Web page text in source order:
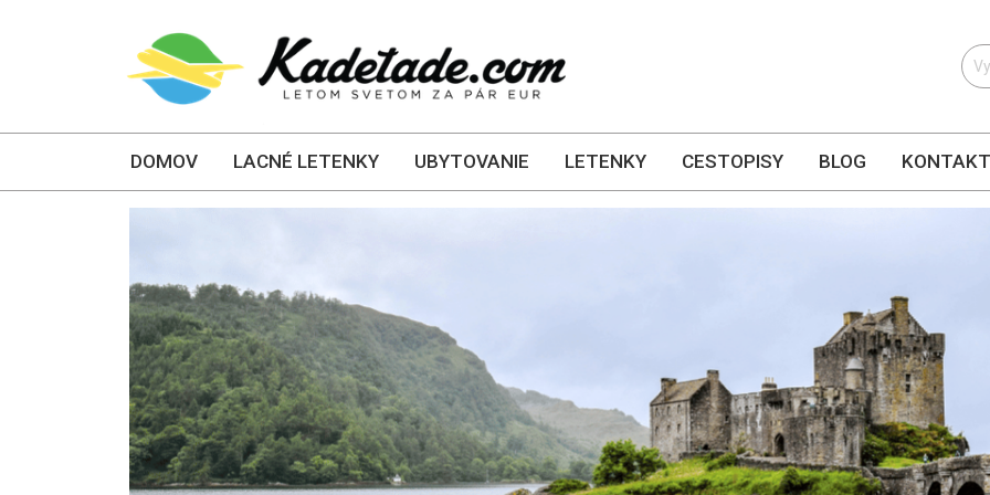
DOMOV LACNÉ LETENKY UBYTOVANIE LETENKY CESTOPISY BLOG KONTAKT